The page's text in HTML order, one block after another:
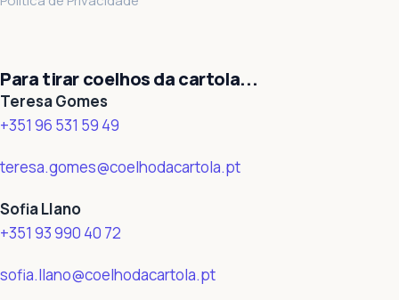
Para tirar coelhos da cartola...
Teresa Gomes
+351 96 531 59 49
teresa.gomes@coelhodacartola.pt
Sofia Llano
+351 93 990 40 72
sofia.llano@coelhodacartola.pt